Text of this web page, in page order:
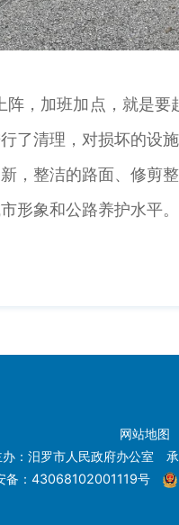
加班加点，就是要
了清理，对损坏的设
整洁的路面、修剪
形象和公路养护水平。
网站地图
办：汨罗市人民政府办公室
备：43068102001119号